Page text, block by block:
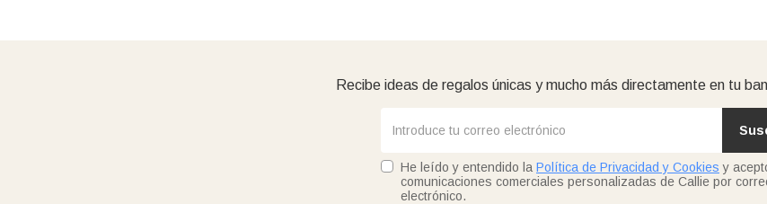
Recibe ideas de regalos únicas y mucho más directamente en tu
He leído y entendido la Política de Privacidad y Cookies y
comunicaciones comerciales personalizadas de Callie por
electrónico.